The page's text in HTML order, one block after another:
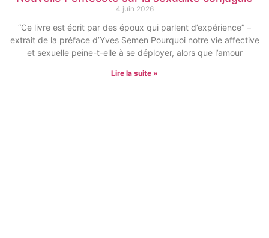
4 juin 2026
“Ce livre est écrit par des époux qui parlent d’expérience” –
extrait de la préface d’Yves Semen Pourquoi notre vie affective
et sexuelle peine-t-elle à se déployer, alors que l’amour
Lire la suite »